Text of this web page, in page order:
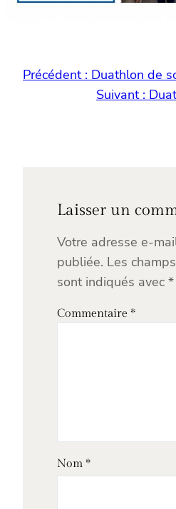
Précédent : Duathlon de
Suivant :
Laisser un
Votre adresse e-
publiée. Les
sont indiqués avec *
Commentaire *
Nom *